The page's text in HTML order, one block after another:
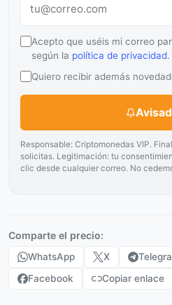
Acepto que uséis mi correo
según la política de privacidad.
Quiero recibir además
Responsable: Criptomonedas VIP.
solicitas. Legitimación: tu
clic desde cualquier correo. No
Comparte el precio:
WhatsApp X
Facebook
Copiar enlace